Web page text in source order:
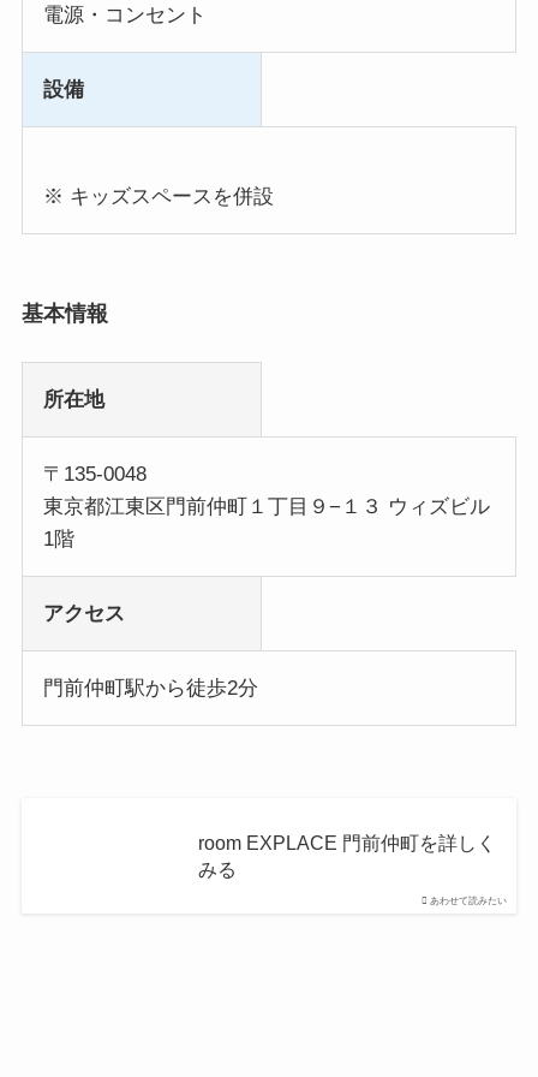
電源・コンセント
設備
※ キッズスペースを併設
基本情報
所在地
〒135-0048
東京都江東区門前仲町１丁目９−１３ ウィズビル
1階
アクセス
門前仲町駅から徒歩2分
あわせて読みたい
room EXPLACE 門前仲町を詳しく
みる